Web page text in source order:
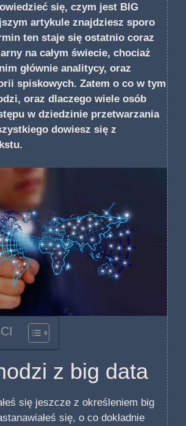
się, czym jest BIG
artykule znajdziesz sporo
ten staje się ostatnio coraz
na całym świecie, chociaż
głównie analitycy, oraz
spiskowych. Zatem o co w tym
oraz dlaczego wiele osób
w dziedzinie przetwarzania
dowiesz się z
z big data
się jeszcze z określeniem big
się, o co dokładnie